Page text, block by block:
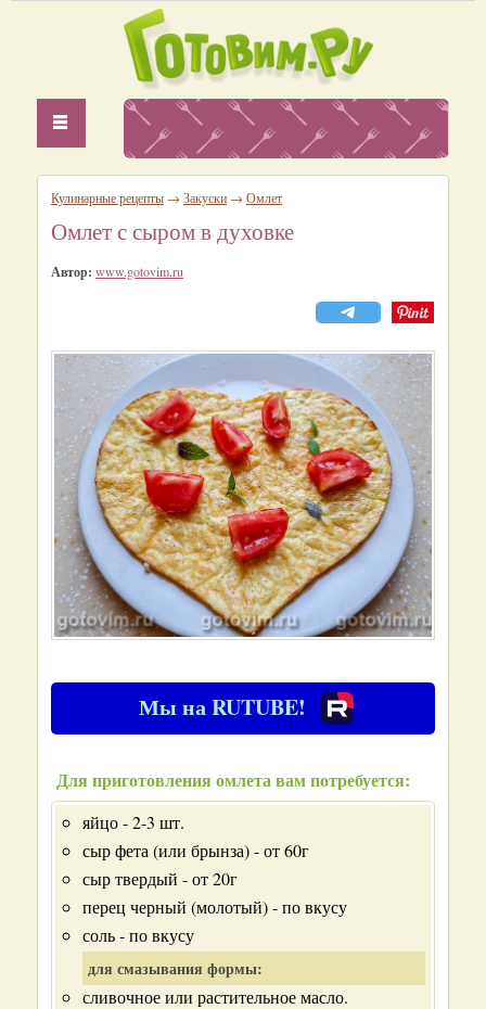
Кулинарные рецепты → Закуски → Омлет
Омлет с сыром в духовке
Автор: www.gotovim.ru
Мы на RUTUBE!
Для приготовления омлета вам потребуется:
яйцо - 2-3 шт.
сыр фета (или брынза) - от 60г
сыр твердый - от 20г
перец черный (молотый) - по вкусу
соль - по вкусу
для смазывания формы:
сливочное или растительное масло.